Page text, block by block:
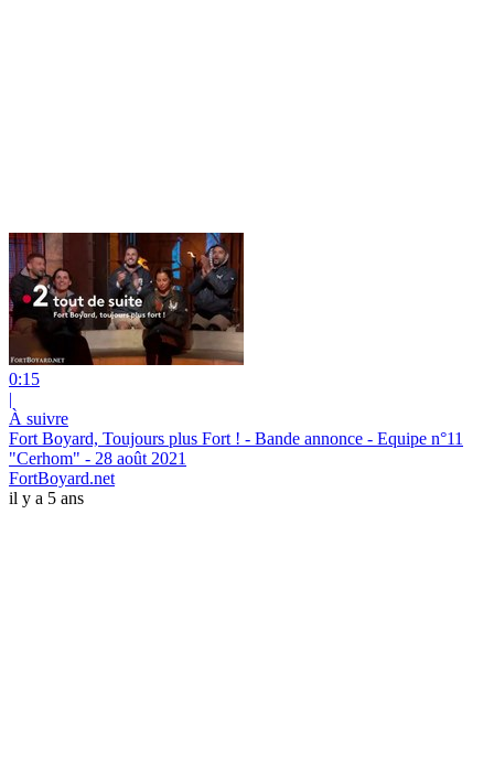
0:15
|
À suivre
Fort Boyard, Toujours plus Fort ! - Bande annonce - Equipe n°11
"Cerhom" - 28 août 2021
FortBoyard.net
il y a 5 ans